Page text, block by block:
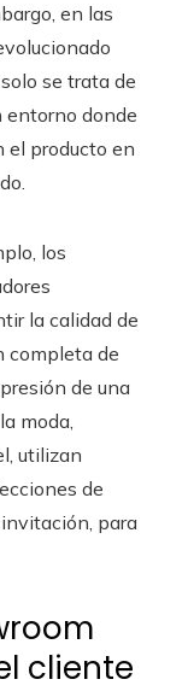
en las
se trata de
entorno donde
el producto en
los
la calidad de
completa de
de una
moda,
utilizan
de
para
cliente